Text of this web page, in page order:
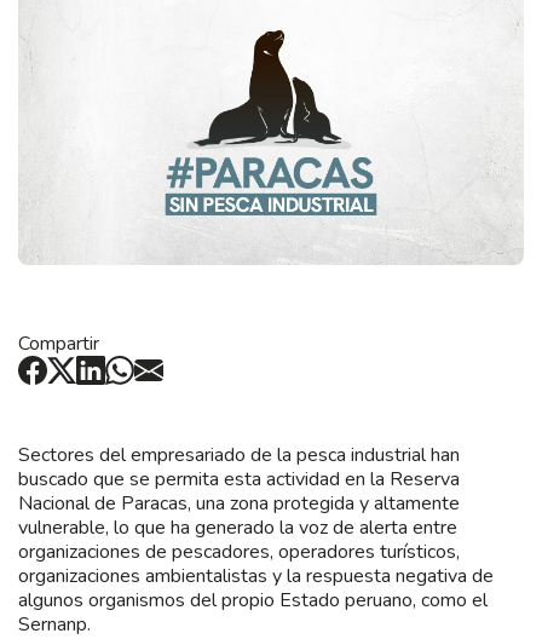
Compartir
Sectores del empresariado de la pesca industrial han
buscado que se permita esta actividad en la Reserva
Nacional de Paracas, una zona protegida y altamente
vulnerable, lo que ha generado la voz de alerta entre
organizaciones de pescadores, operadores turísticos,
organizaciones ambientalistas y la respuesta negativa de
algunos organismos del propio Estado peruano, como el
Sernanp.